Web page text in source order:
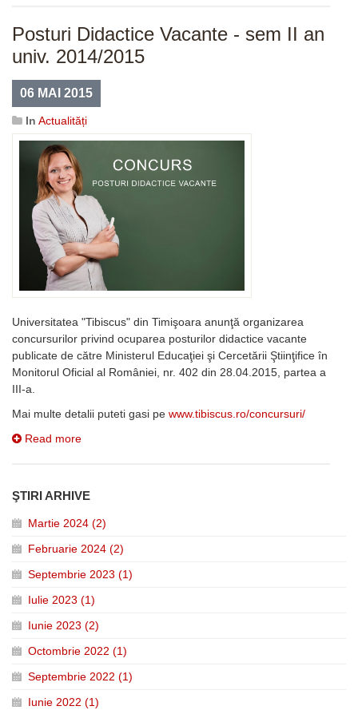
Posturi Didactice Vacante - sem II an
univ. 2014/2015
06 MAI 2015
In Actualități
Universitatea "Tibiscus" din Timişoara anunţă organizarea
concursurilor privind ocuparea posturilor didactice vacante
publicate de către Ministerul Educaţiei şi Cercetării Ştiinţifice în
Monitorul Oficial al României, nr. 402 din 28.04.2015, partea a
III-a.
Mai multe detalii puteti gasi pe www.tibiscus.ro/concursuri/
Read more
ŞTIRI ARHIVE
Martie 2024 (2)
Februarie 2024 (2)
Septembrie 2023 (1)
Iulie 2023 (1)
Iunie 2023 (2)
Octombrie 2022 (1)
Septembrie 2022 (1)
Iunie 2022 (1)